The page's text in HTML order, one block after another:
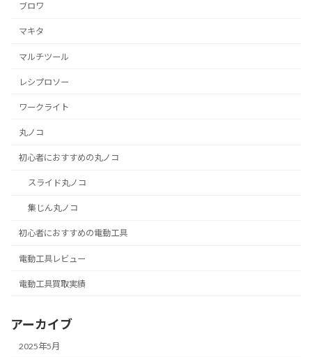
ブロワ
マキタ
マルチツール
レシプロソー
ワークライト
丸ノコ
初心者におすすめの丸ノコ
スライド丸ノコ
集じん丸ノコ
初心者におすすめの電動工具
電動工具レビュー
電動工具買取実績
アーカイブ
2025年5月